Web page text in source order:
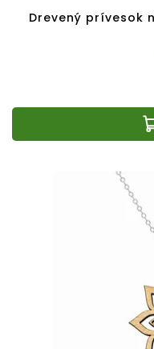
Drevený prívesok